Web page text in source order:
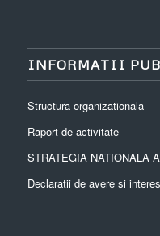
INFORMATII
Structura organizationala
Raport de activitate
STRATEGIA NATIONALA
Declaratii de avere si